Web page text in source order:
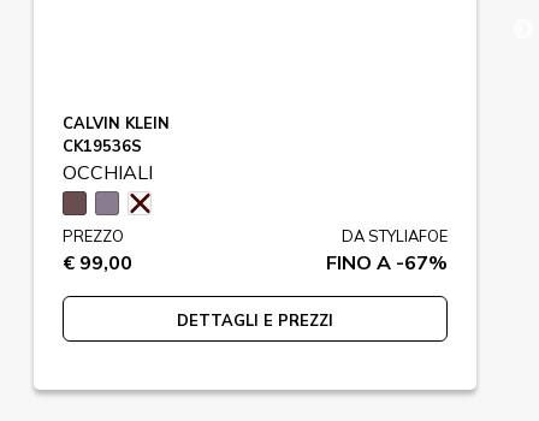
CALVIN KLEIN
CK19536S
OCCHIALI
PREZZO
€ 99,00
DA STYLIAFOE
FINO A -67%
DETTAGLI E PREZZI